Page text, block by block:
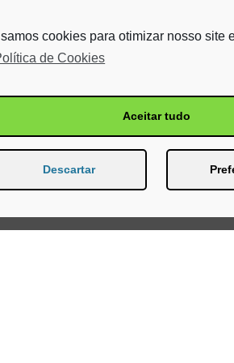
cookies para otimizar nosso site
de Cookies
Aceitar tudo
Descartar